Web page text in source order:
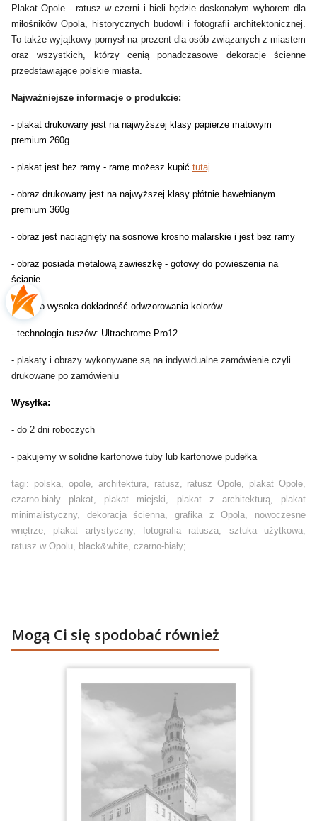
Plakat Opole - ratusz w czerni i bieli będzie doskonałym wyborem dla
miłośników Opola, historycznych budowli i fotografii architektonicznej.
To także wyjątkowy pomysł na prezent dla osób związanych z miastem
oraz wszystkich, którzy cenią ponadczasowe dekoracje ścienne
przedstawiające polskie miasta.
Najważniejsze informacje o produkcie:
- plakat drukowany jest na najwyższej klasy papierze matowym
premium 260g
- plakat jest bez ramy - ramę możesz kupić tutaj
- obraz drukowany jest na najwyższej klasy płótnie bawełnianym
premium 360g
- obraz jest naciągnięty na sosnowe krosno malarskie i jest bez ramy
- obraz posiada metalową zawieszkę - gotowy do powieszenia na
ścianie
- bardzo wysoka dokładność odwzorowania kolorów
- technologia tuszów: Ultrachrome Pro12
- plakaty i obrazy wykonywane są na indywidualne zamówienie czyli
drukowane po zamówieniu
Wysyłka:
- do 2 dni roboczych
- pakujemy w solidne kartonowe tuby lub kartonowe pudełka
tagi: polska, opole, architektura, ratusz, ratusz Opole, plakat Opole,
czarno-biały plakat, plakat miejski, plakat z architekturą, plakat
minimalistyczny, dekoracja ścienna, grafika z Opola, nowoczesne
wnętrze, plakat artystyczny, fotografia ratusza, sztuka użytkowa,
ratusz w Opolu, black&white, czarno-biały;
Mogą Ci się spodobać również